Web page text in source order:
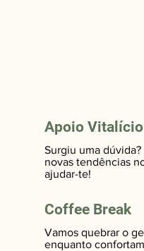
Apoio Vitalício
Surgiu uma
novas tendências
ajudar-te!
Coffee Break
Vamos quebrar o
enquanto